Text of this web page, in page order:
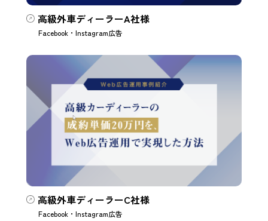
高級外車ディーラーA社様
Facebook・Instagram広告
高級外車ディーラーC社様
Facebook・Instagram広告